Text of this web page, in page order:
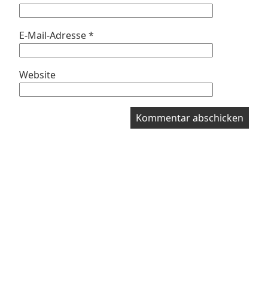
E-Mail-Adresse*
Website